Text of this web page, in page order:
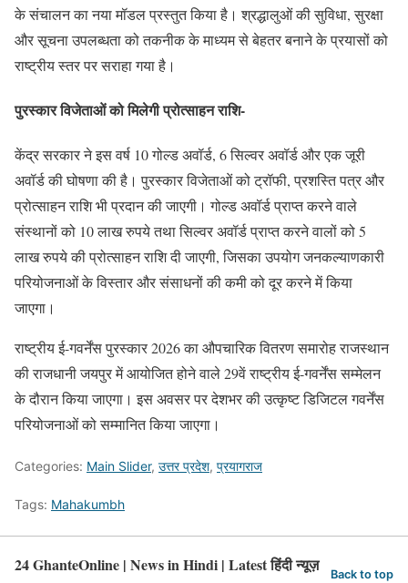
के संचालन का नया मॉडल प्रस्तुत किया है। श्रद्धालुओं की सुविधा, सुरक्षा
और सूचना उपलब्धता को तकनीक के माध्यम से बेहतर बनाने के प्रयासों को
राष्ट्रीय स्तर पर सराहा गया है।
पुरस्कार विजेताओं को मिलेगी प्रोत्साहन राशि-
केंद्र सरकार ने इस वर्ष 10 गोल्ड अवॉर्ड, 6 सिल्वर अवॉर्ड और एक जूरी
अवॉर्ड की घोषणा की है। पुरस्कार विजेताओं को ट्रॉफी, प्रशस्ति पत्र और
प्रोत्साहन राशि भी प्रदान की जाएगी। गोल्ड अवॉर्ड प्राप्त करने वाले
संस्थानों को 10 लाख रुपये तथा सिल्वर अवॉर्ड प्राप्त करने वालों को 5
लाख रुपये की प्रोत्साहन राशि दी जाएगी, जिसका उपयोग जनकल्याणकारी
परियोजनाओं के विस्तार और संसाधनों की कमी को दूर करने में किया
जाएगा।
राष्ट्रीय ई-गवर्नेंस पुरस्कार 2026 का औपचारिक वितरण समारोह राजस्थान
की राजधानी जयपुर में आयोजित होने वाले 29वें राष्ट्रीय ई-गवर्नेंस सम्मेलन
के दौरान किया जाएगा। इस अवसर पर देशभर की उत्कृष्ट डिजिटल गवर्नेंस
परियोजनाओं को सम्मानित किया जाएगा।
Categories: Main Slider, उत्तर प्रदेश, प्रयागराज
Tags: Mahakumbh
24 GhanteOnline | News in Hindi | Latest हिंदी न्यूज़ Back to top